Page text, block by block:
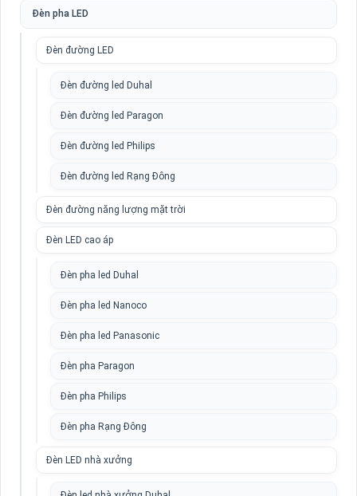
Đèn pha LED
Đèn đường LED
Đèn đường led Duhal
Đèn đường led Paragon
Đèn đường led Philips
Đèn đường led Rạng Đông
Đèn đường năng lượng mặt trời
Đèn LED cao áp
Đèn pha led Duhal
Đèn pha led Nanoco
Đèn pha led Panasonic
Đèn pha Paragon
Đèn pha Philips
Đèn pha Rạng Đông
Đèn LED nhà xưởng